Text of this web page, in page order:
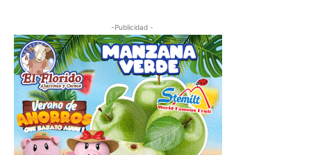
-Publicidad -